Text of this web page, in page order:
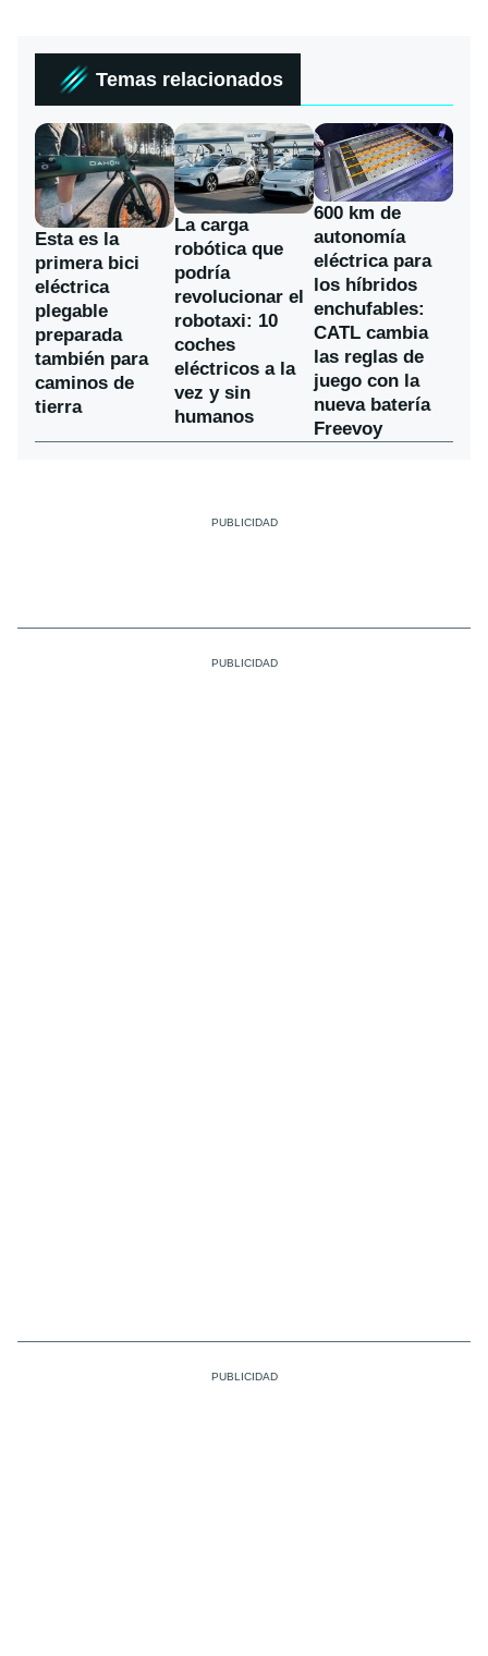
Temas relacionados
Esta es la
primera bici
eléctrica
plegable
preparada
también para
caminos de
tierra
La carga
robótica que
podría
revolucionar el
robotaxi: 10
coches
eléctricos a la
vez y sin
humanos
600 km de
autonomía
eléctrica para
los híbridos
enchufables:
CATL cambia
las reglas de
juego con la
nueva batería
Freevoy